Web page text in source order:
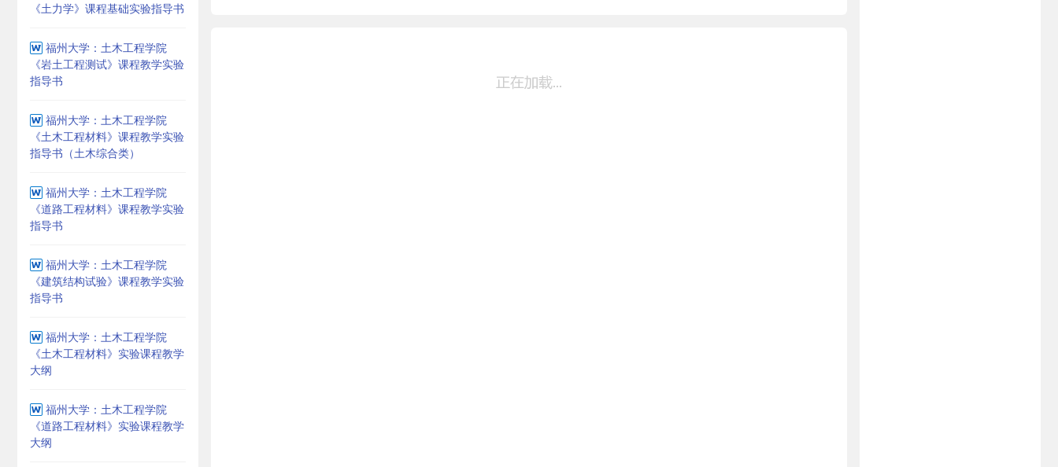
《土力学》课程基础实验指导书
福州大学：土木工程学院
《岩土工程测试》课程教学实验
指导书
福州大学：土木工程学院
《土木工程材料》课程教学实验
指导书（土木综合类）
福州大学：土木工程学院
《道路工程材料》课程教学实验
指导书
福州大学：土木工程学院
《建筑结构试验》课程教学实验
指导书
福州大学：土木工程学院
《土木工程材料》实验课程教学
大纲
福州大学：土木工程学院
《道路工程材料》实验课程教学
大纲